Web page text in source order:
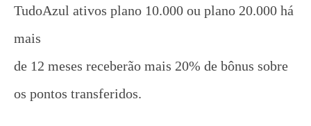
TudoAzul ativos plano 10.000 ou plano 20.000 há
mais
de 12 meses receberão mais 20% de bônus sobre
os pontos transferidos.